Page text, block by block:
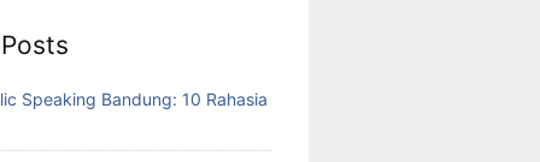
Speaking Bandung: 10 Rahasia